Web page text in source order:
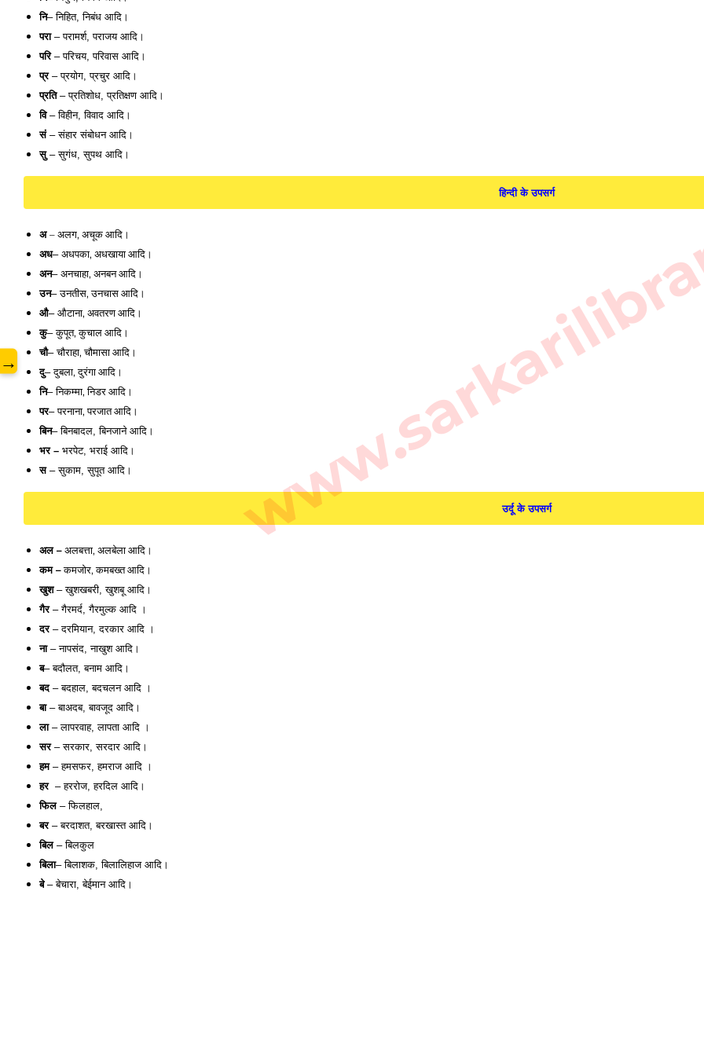
नि– निहित, निबंध आदि।
परा – परामर्श, पराजय आदि।
परि – परिचय, परिवास आदि।
प्र – प्रयोग, प्रचुर आदि।
प्रति – प्रतिशोध, प्रतिक्षण आदि।
वि – विहीन, विवाद आदि।
सं – संहार संबोधन आदि।
सु – सुगंध, सुपथ आदि।
हिन्दी के उपसर्ग
अ – अलग, अचूक आदि।
अध– अधपका, अधखाया आदि।
अन– अनचाहा, अनबन आदि।
उन– उनतीस, उनचास आदि।
औ– औटाना, अवतरण आदि।
कु– कुपूत, कुचाल आदि।
चौ– चौराहा, चौमासा आदि।
दु– दुबला, दुरंगा आदि।
नि– निकम्मा, निडर आदि।
पर– परनाना, परजात आदि।
बिन– बिनबादल, बिनजाने आदि।
भर – भरपेट, भराई आदि।
स – सुकाम, सुपूत आदि।
उर्दू के उपसर्ग
अल – अलबत्ता, अलबेला आदि।
कम – कमजोर, कमबख्त आदि।
खुश – खुशखबरी, खुशबू आदि।
गैर – गैरमर्द, गैरमुल्क आदि ।
दर – दरमियान, दरकार आदि ।
ना – नापसंद, नाखुश आदि।
ब– बदौलत, बनाम आदि।
बद – बदहाल, बदचलन आदि ।
बा – बाअदब, बावजूद आदि।
ला – लापरवाह, लापता आदि ।
सर – सरकार, सरदार आदि।
हम – हमसफर, हमराज आदि ।
हर – हररोज, हरदिल आदि।
फिल – फिलहाल,
बर – बरदाशत, बरखास्त आदि।
बिल – बिलकुल
बिला– बिलाशक, बिलालिहाज आदि।
बे – बेचारा, बेईमान आदि।
→